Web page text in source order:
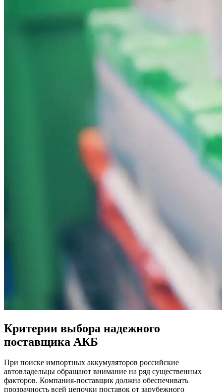
Критерии выбора надежного
поставщика АКБ
При поиске импортных аккумуляторов российские
автовладельцы обращают внимание на ряд существенных
факторов. Компания-поставщик должна обеспечивать
прозрачность всей цепочки поставок от зарубежного